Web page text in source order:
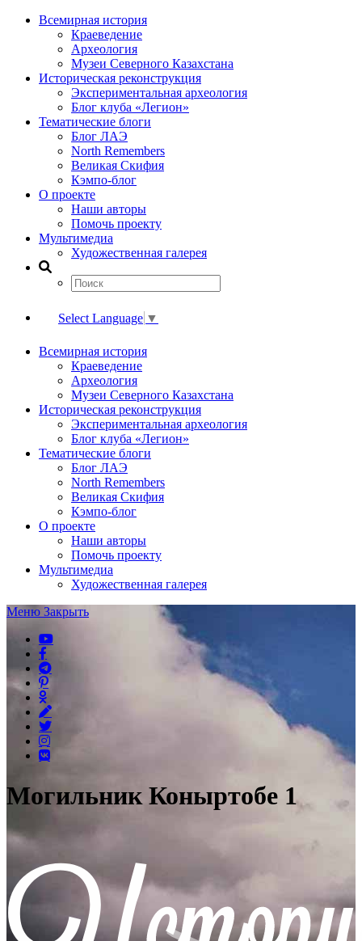
Всемирная история
Краеведение
Археология
Музеи Северного Казахстана
Историческая реконструкция
Экспериментальная археология
Блог клуба «Легион»
Тематические блоги
Блог ЛАЭ
North Remembers
Великая Скифия
Кэмпо-блог
О проекте
Наши авторы
Помочь проекту
Мультимедиа
Художественная галерея
Select Language ▼
Всемирная история
Краеведение
Археология
Музеи Северного Казахстана
Историческая реконструкция
Экспериментальная археология
Блог клуба «Легион»
Тематические блоги
Блог ЛАЭ
North Remembers
Великая Скифия
Кэмпо-блог
О проекте
Наши авторы
Помочь проекту
Мультимедиа
Художественная галерея
Меню Закрыть
Могильник Коныртобе 1